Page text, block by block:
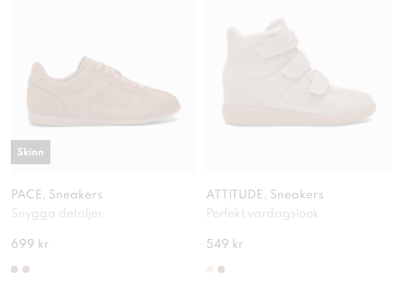
PACE, Sneakers
Snygga detaljer
699 kr
Skinn
ATTITUDE, Sneakers
Perfekt vardagslook
549 kr